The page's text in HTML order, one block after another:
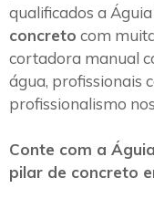
qualificados a
concreto com
cortadora manual
água, profissionais
profissionalismo
Conte com a
pilar de concreto